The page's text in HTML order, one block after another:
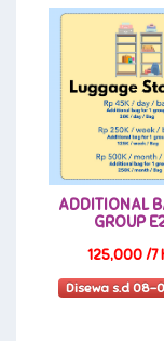
ADDITIONAL
GROUP
125,000 /7
Disewa s.d 08-